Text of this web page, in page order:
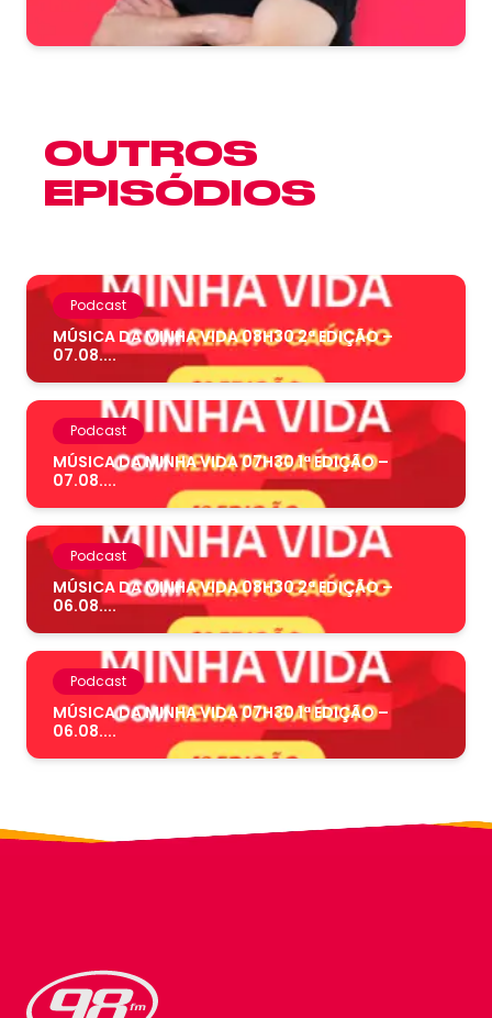
OUTROS
EPISÓDIOS
Podcast
MÚSICA DA MINHA VIDA 08H30 2ª EDIÇÃO –
07.08....
Podcast
MÚSICA DA MINHA VIDA 07H30 1ª EDIÇÃO –
07.08....
Podcast
MÚSICA DA MINHA VIDA 08H30 2ª EDIÇÃO –
06.08....
Podcast
MÚSICA DA MINHA VIDA 07H30 1ª EDIÇÃO –
06.08....